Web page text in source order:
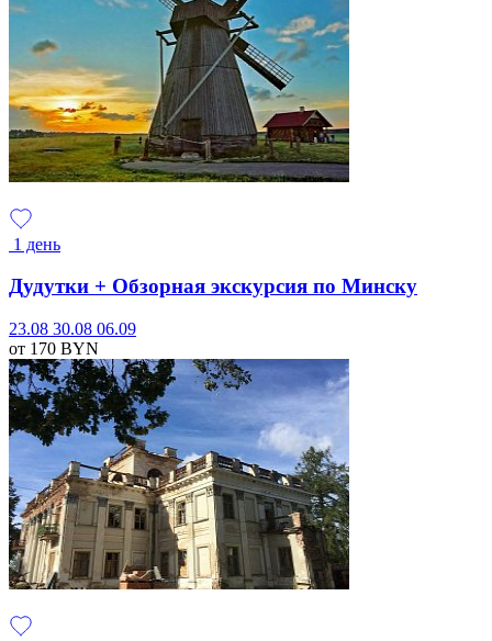
1 день
Дудутки + Обзорная экскурсия по Минску
23.08 30.08 06.09
от 170 BYN